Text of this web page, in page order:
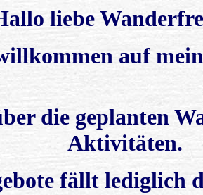
liebe
auf
die geplanten
Aktivitäten.
fällt lediglich